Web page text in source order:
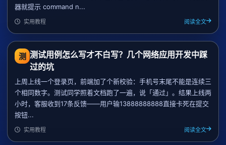
器就提示 command n...
实用教程 阅读全文
测 测试用例怎么写才不白写？几个网络应用开发中踩
过的坑
上周上线一个登录页，前端加了个新校验：手机号末尾不能是连续三
个相同数字。测试同学照着文档跑了一遍，说「通过」。结果上线两
小时，客服收到17条反馈——用户输13888888888直接卡死在提交
按钮...
实用教程 阅读全文